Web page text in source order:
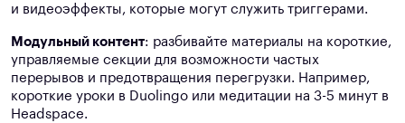
и видеоэффекты, которые могут служить триггерами.
Модульный контент: разбивайте материалы на короткие,
управляемые секции для возможности частых
перерывов и предотвращения перегрузки. Например,
короткие уроки в Duolingo или медитации на 3-5 минут в
Headspace.